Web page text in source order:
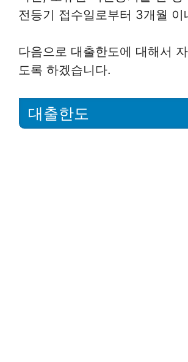
전등기 접수일로부터 3개월 이
다음으로 대출한도에 대해서
도록 하겠습니다.
대출한도